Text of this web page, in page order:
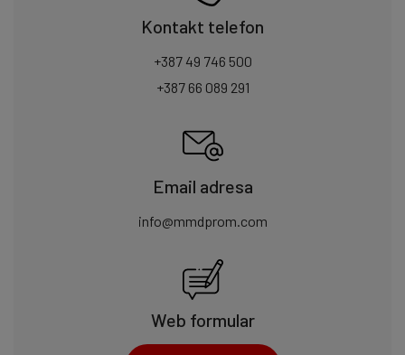
Kontakt telefon
+387 49 746 500
+387 66 089 291
Email adresa
info@mmdprom.com
Web formular